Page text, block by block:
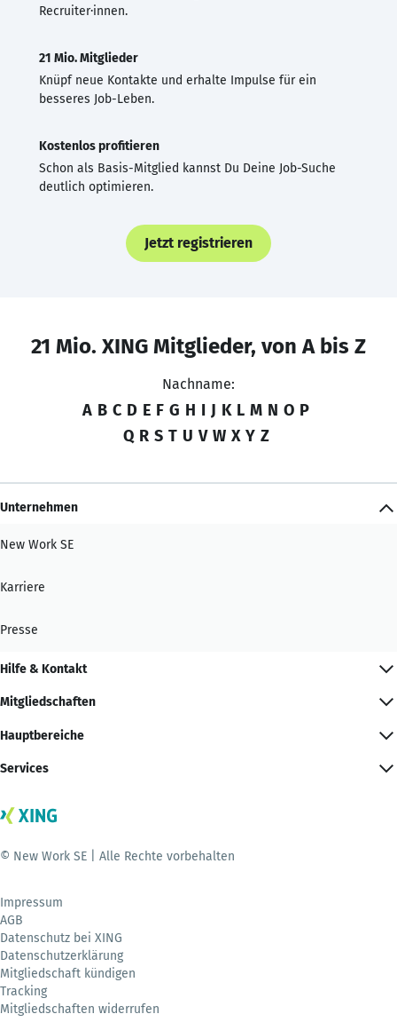
Recruiter·innen.
21 Mio. Mitglieder
Knüpf neue Kontakte und erhalte Impulse für ein
besseres Job-Leben.
Kostenlos profitieren
Schon als Basis-Mitglied kannst Du Deine Job-Suche
deutlich optimieren.
Jetzt registrieren
21 Mio. XING Mitglieder, von A bis Z
Nachname:
A B C D E F G H I J K L M N O P
Q R S T U V W X Y Z
Unternehmen
New Work SE
Karriere
Presse
Hilfe & Kontakt
Mitgliedschaften
Hauptbereiche
Services
© New Work SE | Alle Rechte vorbehalten
Impressum
AGB
Datenschutz bei XING
Datenschutzerklärung
Mitgliedschaft kündigen
Tracking
Mitgliedschaften widerrufen